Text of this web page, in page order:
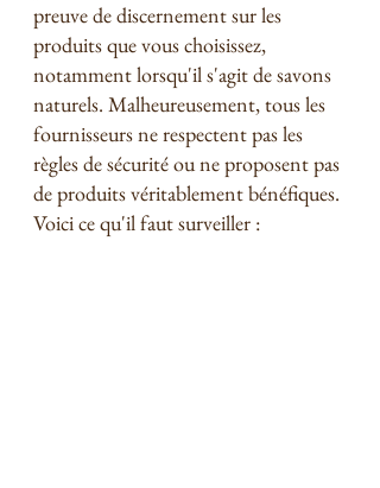
preuve de discernement sur les
produits que vous choisissez,
notamment lorsqu'il s'agit de savons
naturels. Malheureusement, tous les
fournisseurs ne respectent pas les
règles de sécurité ou ne proposent pas
de produits véritablement bénéfiques.
Voici ce qu'il faut surveiller :